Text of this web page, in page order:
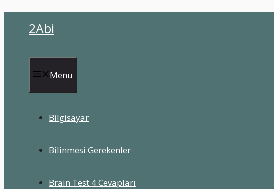
2Abi
Menu
Bilgisayar
Bilinmesi Gerekenler
Brain Test 4 Cevapları